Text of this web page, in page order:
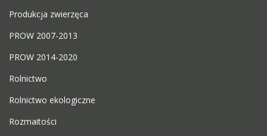
Produkcja zwierzęca
PROW 2007-2013
PROW 2014-2020
Rolnictwo
Rolnictwo ekologiczne
Rozmaitości